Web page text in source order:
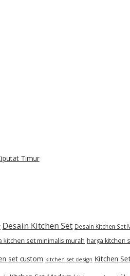
Timur
Desain Kitchen Set Desain Kitchen Set
kitchen set minimalis murah harga kitchen
set custom kitchen set design Kitchen